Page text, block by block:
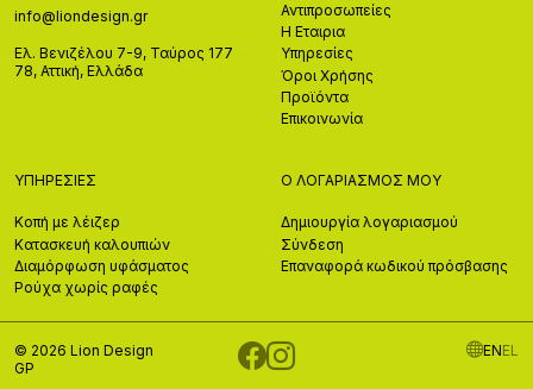
info@liondesign.gr
Ελ. Βενιζέλου 7-9, Ταύρος 177
78, Αττική, Ελλάδα
Αντιπροσωπείες
Η Εταιρια
Υπηρεσίες
Όροι Χρήσης
Προϊόντα
Επικοινωνία
ΥΠΗΡΕΣΊΕΣ
Κοπή με λέιζερ
Κατασκευή καλουπιών
Διαμόρφωση υφάσματος
Ρούχα χωρίς ραφές
Ο ΛΟΓΑΡΙΑΣΜΌΣ ΜΟΥ
Δημιουργία λογαριασμού
Σύνδεση
Επαναφορά κωδικού πρόσβασης
© 2026 Lion Design
GP
ENEL